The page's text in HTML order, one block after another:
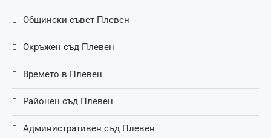
Общински съвет Плевен
Окръжен съд Плевен
Времето в Плевен
Районен съд Плевен
Административен съд Плевен